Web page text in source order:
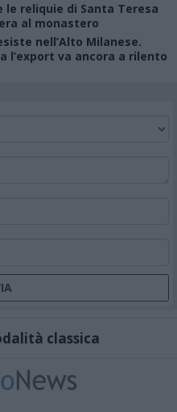
le reliquie di Santa Teresa
al monastero
nell’Alto Milanese.
l’export va ancora a rilento
classica